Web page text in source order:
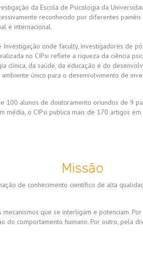
da Escola de Psicologia da
reconhecido por diferentes
e internacional.
onde faculty, investigadores de
no CIPsi reflete a riqueza da ciência
clínica, da saúde, da educação e do
único para o desenvolvimento de
100 alunos de doutoramento oriundos de 9
média, o CIPsi publica mais de 170 artigos
Missão
de conhecimento científico de alta
que se interligam e potenciam.
comportamento humano. Por outro, pela